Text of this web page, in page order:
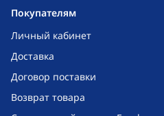
Покупателям
Личный кабинет
Доставка
Договор поставки
Возврат товара